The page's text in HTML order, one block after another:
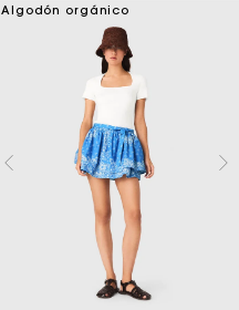
Algodón orgánico